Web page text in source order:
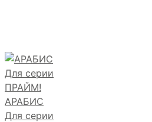
АРАБИС
Для серии